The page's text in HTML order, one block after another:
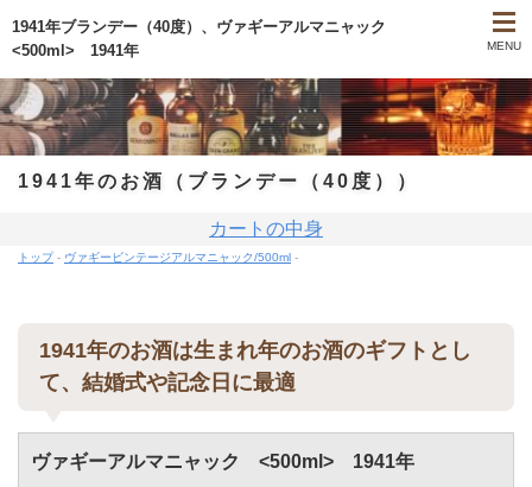
1941年ブランデー（40度）、ヴァギーアルマニャック
<500ml> 1941年
MENU
年代別・商品一覧
送料表/買い物手引
1941年のお酒（ブランデー（40度））
カートの中身
トップ- ヴァギービンテージアルマニャック/500ml -
1941年のお酒は生まれ年のお酒のギフトとし
て、結婚式や記念日に最適
ヴァギーアルマニャック <500ml> 1941年